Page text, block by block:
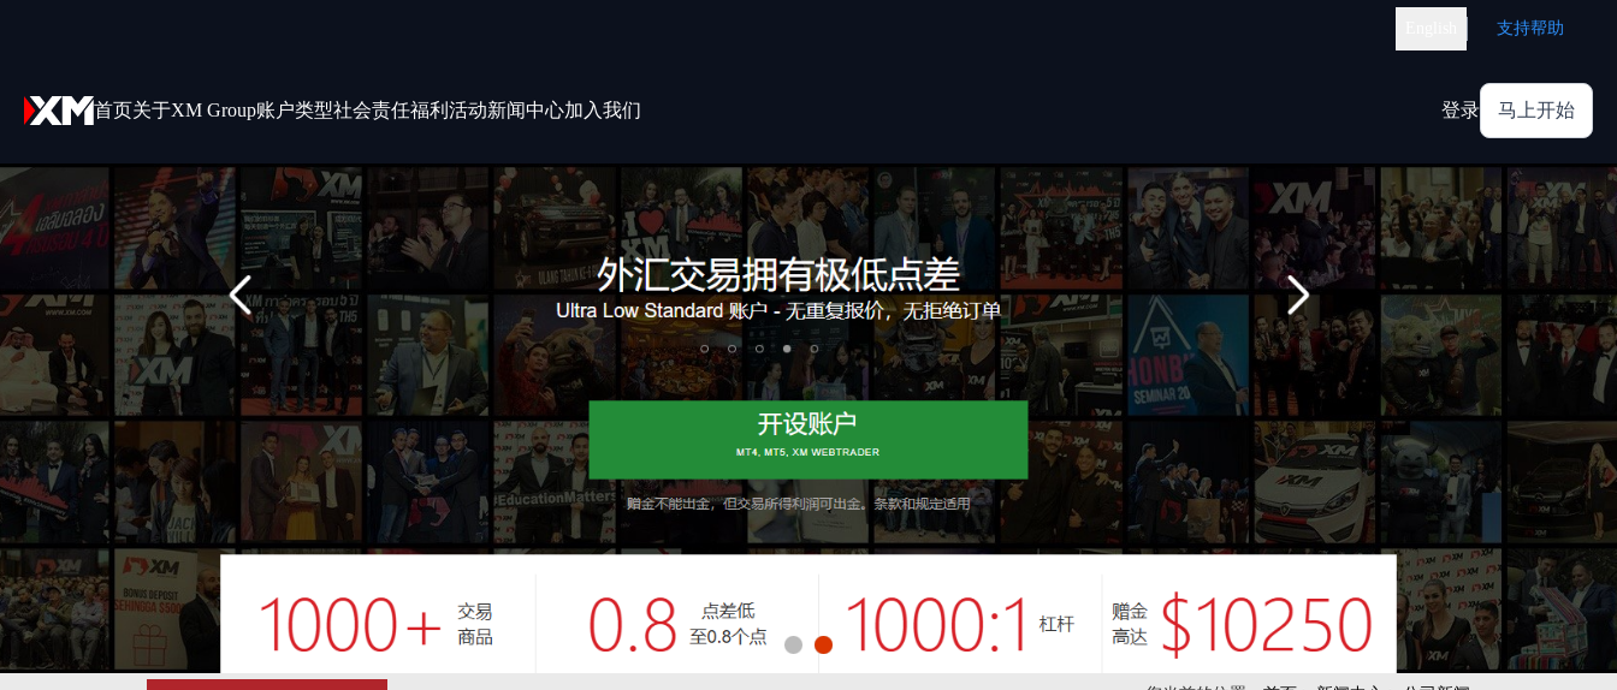
支持帮助
首页关于XM Group账户类型社会责任福利活动新闻中心加入我们 登录 马上开始